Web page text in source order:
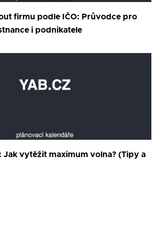
firmu podle IČO: Průvodce pro
i podnikatele
Jak vytěžit maximum volna? (Tipy a